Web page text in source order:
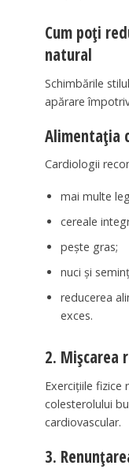
Cum poți
natural
Schimbările
apărare
Alimentația
Cardiologii
mai multe
cereale
pește gras;
nuci și
reducerea
exces.
2. Mișcarea
Exercițiile fizice
colesterolului
cardiovascular.
3.